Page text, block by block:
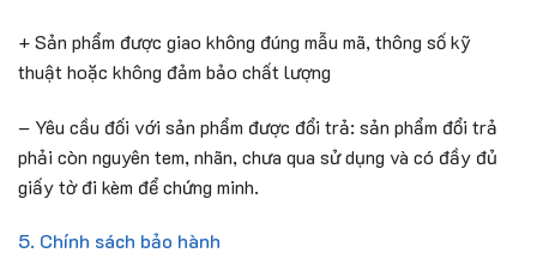
+ Sản phẩm được giao không đúng mẫu mã, thông số kỹ
thuật hoặc không đảm bảo chất lượng
– Yêu cầu đối với sản phẩm được đổi trả: sản phẩm đổi trả
phải còn nguyên tem, nhãn, chưa qua sử dụng và có đầy đủ
giấy tờ đi kèm để chứng minh.
5. Chính sách bảo hành